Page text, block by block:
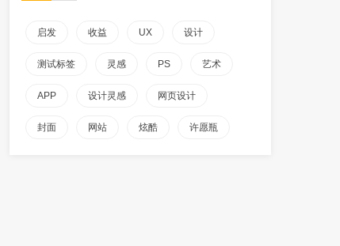
启发 收益 UX 设计
测试标签 灵感 PS 艺术
APP 设计灵感 网页设计
封面 网站 炫酷 许愿瓶